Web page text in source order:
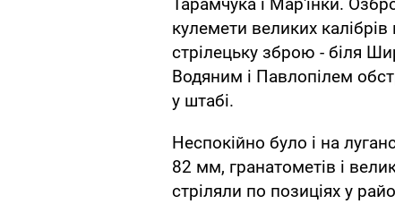
Тарамчука і Мар'їнки.
кулемети великих
стрілецьку зброю - біля
Водяним і Павлопілем
у штабі.
Неспокійно було і на
82 мм, гранатометів і
стріляли по позиціях у